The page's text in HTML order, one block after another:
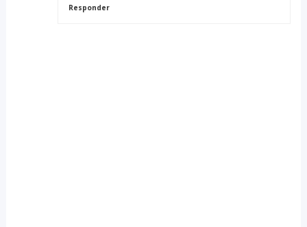
Responder